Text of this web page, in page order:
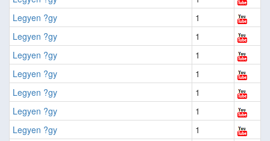
Legyen ?gy
1
Legyen ?gy
1
Legyen ?gy
1
Legyen ?gy
1
Legyen ?gy
1
Legyen ?gy
1
Legyen ?gy
1